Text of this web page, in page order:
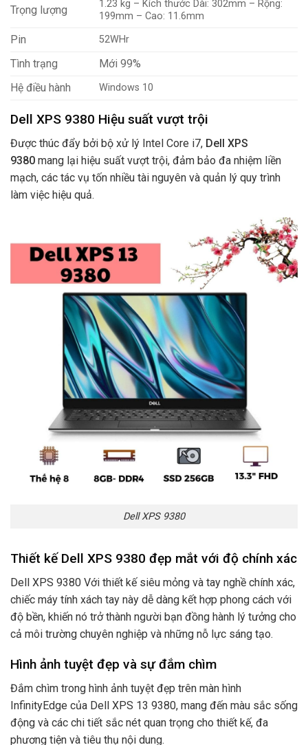
Trọng lượng
1.23 kg – Kích thước Dài: 302mm – Rộng:
199mm – Cao: 11.6mm
Pin 52WHr
Tình trạng
Mới 99%
Hệ điều hành
Windows 10
Dell XPS 9380 Hiệu suất vượt trội
Được thúc đẩy bởi bộ xử lý Intel Core i7, Dell XPS
9380 mang lại hiệu suất vượt trội, đảm bảo đa nhiệm liền
mạch, các tác vụ tốn nhiều tài nguyên và quản lý quy trình
làm việc hiệu quả.
Dell XPS 9380
Thiết kế Dell XPS 9380 đẹp mắt với độ chính xác
Dell XPS 9380 Với thiết kế siêu mỏng và tay nghề chính xác,
chiếc máy tính xách tay này dễ dàng kết hợp phong cách với
độ bền, khiến nó trở thành người bạn đồng hành lý tưởng cho
cả môi trường chuyên nghiệp và những nỗ lực sáng tạo.
Hình ảnh tuyệt đẹp và sự đắm chìm
Đắm chìm trong hình ảnh tuyệt đẹp trên màn hình
InfinityEdge của Dell XPS 13 9380, mang đến màu sắc sống
động và các chi tiết sắc nét quan trọng cho thiết kế, đa
phương tiện và tiêu thụ nội dung.